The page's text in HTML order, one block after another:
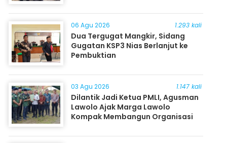
06 Agu 2026 1.293 kali
Dua Tergugat Mangkir, Sidang
Gugatan KSP3 Nias Berlanjut ke
Pembuktian
03 Agu 2026 1.147 kali
Dilantik Jadi Ketua PMLI, Agusman
Lawolo Ajak Marga Lawolo
Kompak Membangun Organisasi